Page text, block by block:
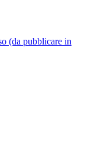
(da pubblicare in